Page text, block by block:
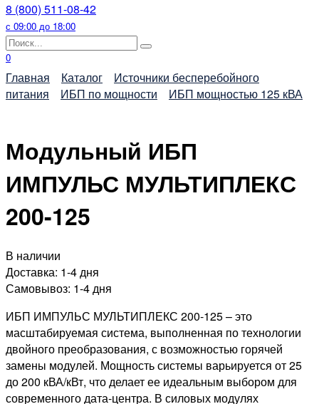
8 (800) 511-08-42
с 09:00 до 18:00
Search
for:
0
Главная Каталог
Источники бесперебойного
питания
ИБП по мощности ИБП мощностью 125 кВА
Модульный ИБП
ИМПУЛЬС МУЛЬТИПЛЕКС
200-125
В наличии
Доставка: 1-4 дня
Самовывоз: 1-4 дня
ИБП ИМПУЛЬС МУЛЬТИПЛЕКС 200-125– это
масштабируемая система, выполненная по технологии
двойного преобразования, с возможностью горячей
замены модулей. Мощность системы варьируется от 25
до 200 кВА/кВт, что делает ее идеальным выбором для
современного дата-центра. В силовых модулях